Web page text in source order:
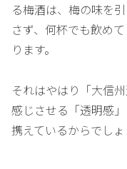
る梅酒は、梅の味を
さず、何杯でも飲め
ります。
それはやはり「大信
感じさせる「透明感
携えているからでしょ